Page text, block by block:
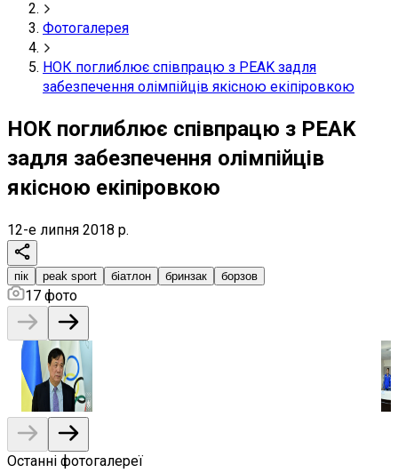
Фотогалерея
НОК поглиблює співпрацю з PEAK задля
забезпечення олімпійців якісною екіпіровкою
НОК поглиблює співпрацю з PEAK
задля забезпечення олімпійців
якісною екіпіровкою
12-е липня 2018 р.
пік peak sport біатлон бринзак борзов
17 фото
Останні фотогалереї